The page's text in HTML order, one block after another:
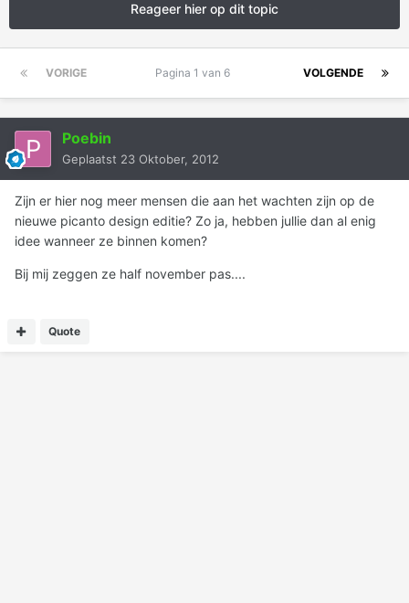
Reageer hier op dit topic
VORIGE VOLGENDE
Pagina 1 van 6
Poebin
Geplaatst 23 Oktober, 2012
Zijn er hier nog meer mensen die aan het wachten zijn op de
nieuwe picanto design editie? Zo ja, hebben jullie dan al enig
idee wanneer ze binnen komen?
Bij mij zeggen ze half november pas....
Quote